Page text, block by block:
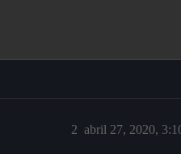
abril 27, 2020,
2